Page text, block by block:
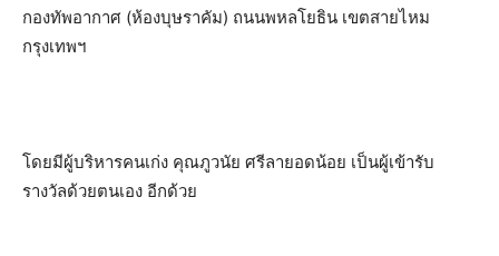
กองทัพอากาศ (ห้องบุษราคัม) ถนนพหลโยธิน เขตสายไหม
กรุงเทพฯ
โดยมีผู้บริหารคนเก่ง คุณภูวนัย ศรีลายอดน้อย เป็นผู้เข้ารับ
รางวัลด้วยตนเอง อีกด้วย